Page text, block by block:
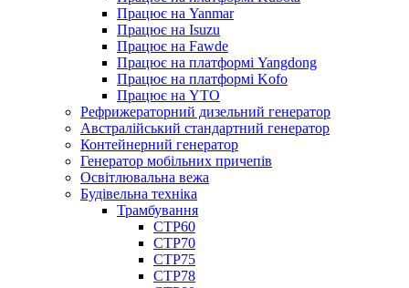
Працює на Yanmar
Працює на Isuzu
Працює на Fawde
Працює на платформі Yangdong
Працює на платформі Kofo
Працює на YTO
Рефрижераторний дизельний генератор
Австралійський стандартний генератор
Контейнерний генератор
Генератор мобільних причепів
Освітлювальна вежа
Будівельна техніка
Трамбування
СТР60
СТР70
СТР75
СТР78